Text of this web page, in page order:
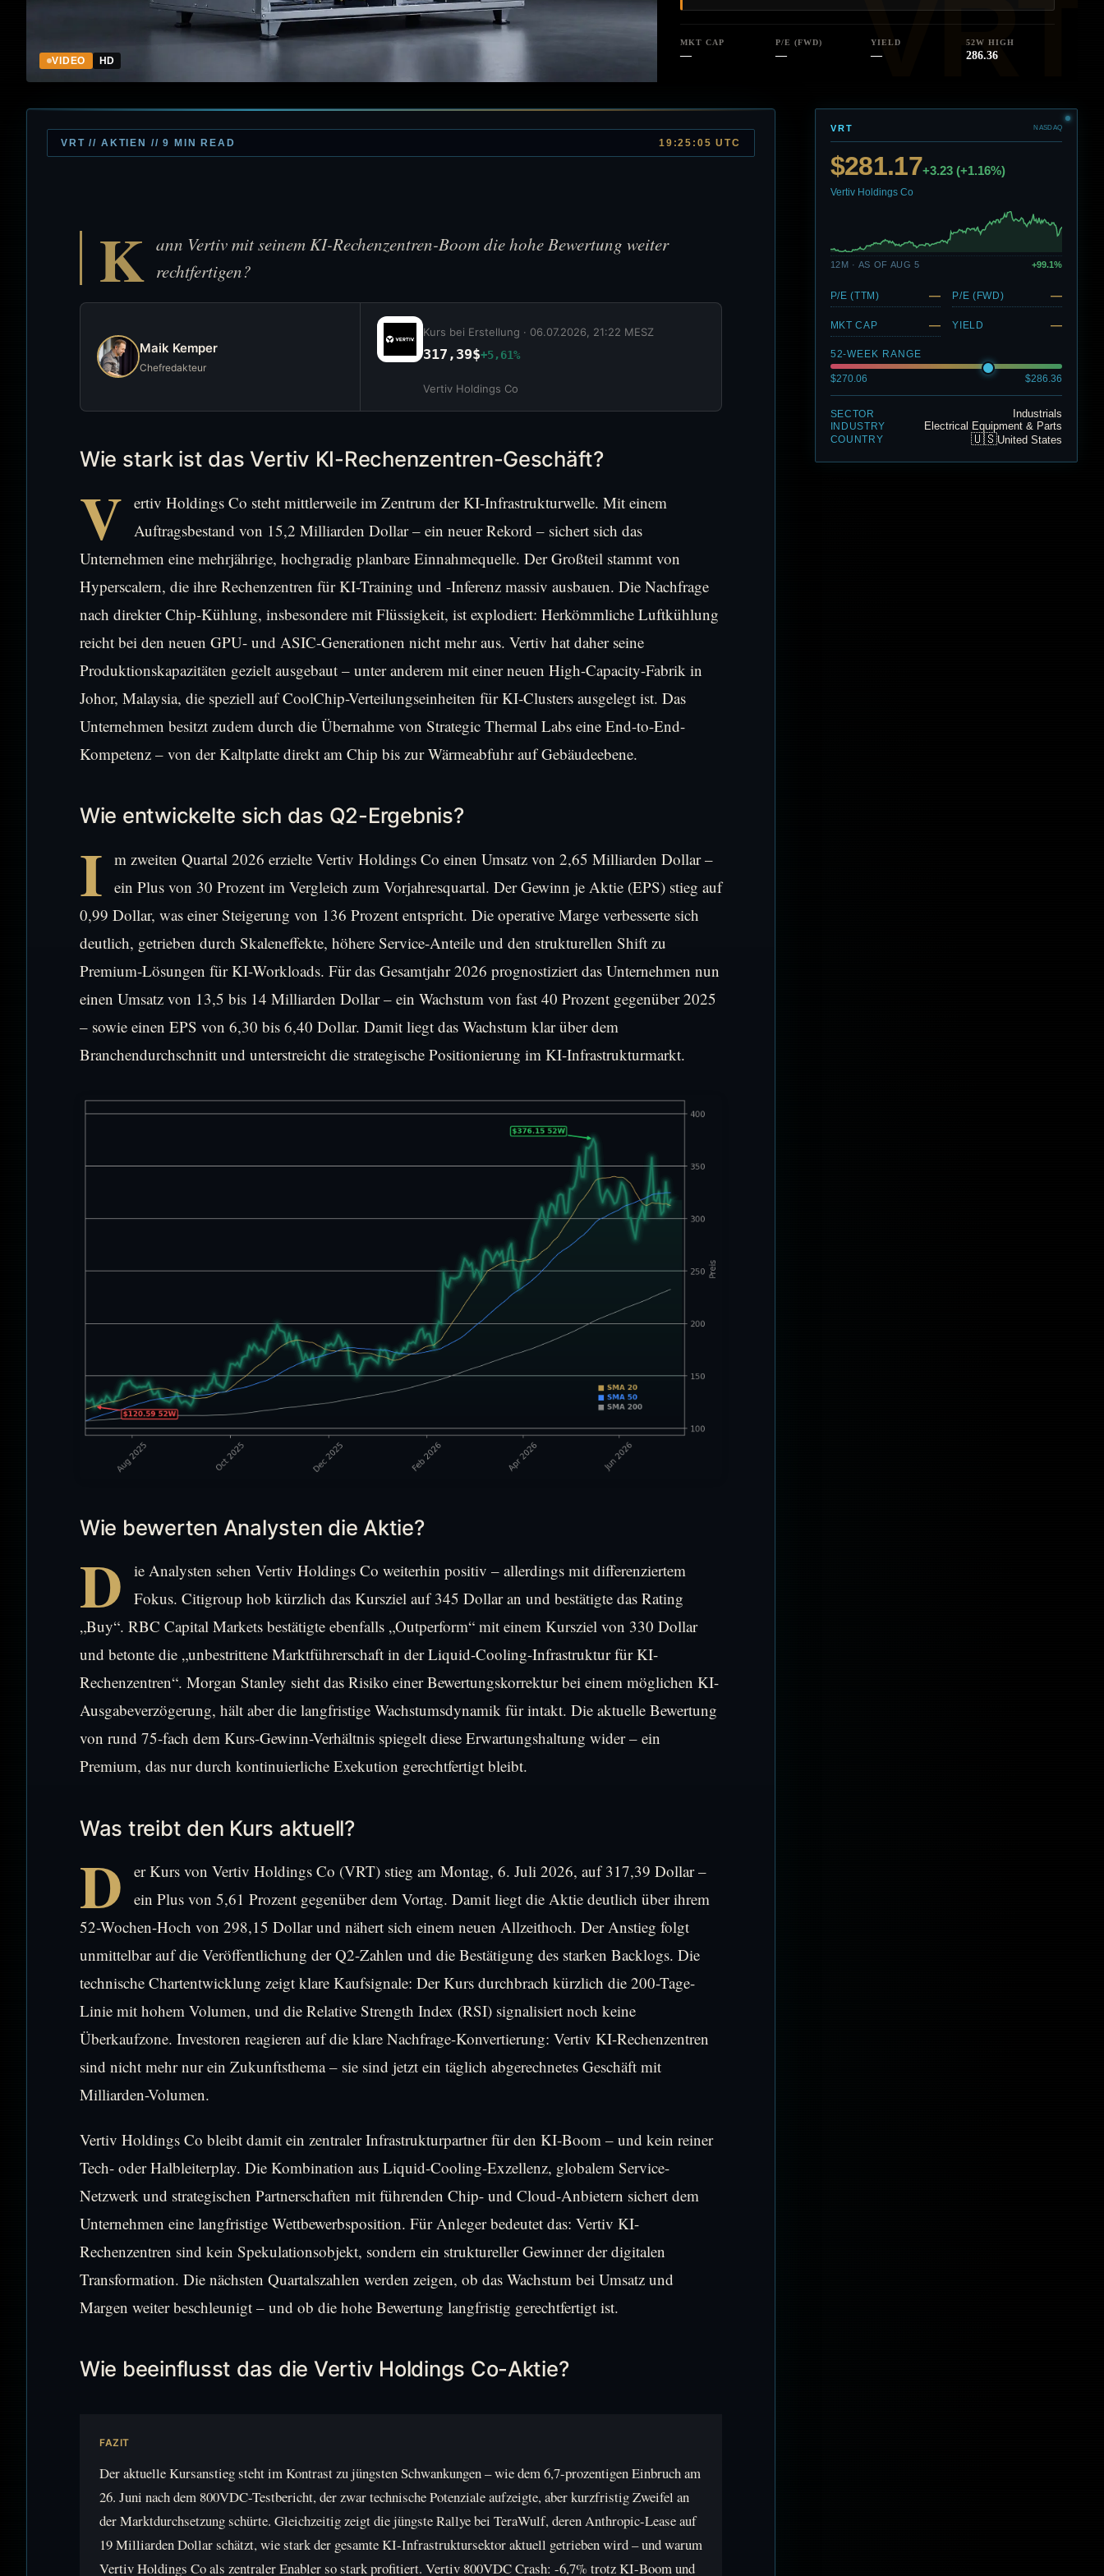
VIDEO HD
MKT CAP
—
P/E (FWD)
—
YIELD
—
52W HIGH
286.36
VRT // AKTIEN // 9 MIN READ 19:25:05 UTC
K ann Vertiv mit seinem KI-Rechenzentren-Boom die hohe Bewertung weiter
rechtfertigen?
Maik Kemper
Chefredakteur
Kurs bei Erstellung · 06.07.2026, 21:22 MESZ
317,39$+5,61%
Vertiv Holdings Co
Wie stark ist das Vertiv KI-Rechenzentren-Geschäft?
V ertiv Holdings Co steht mittlerweile im Zentrum der KI-Infrastrukturwelle. Mit einem
Auftragsbestand von 15,2 Milliarden Dollar – ein neuer Rekord – sichert sich das
Unternehmen eine mehrjährige, hochgradig planbare Einnahmequelle. Der Großteil stammt von
Hyperscalern, die ihre Rechenzentren für KI-Training und -Inferenz massiv ausbauen. Die Nachfrage
nach direkter Chip-Kühlung, insbesondere mit Flüssigkeit, ist explodiert: Herkömmliche Luftkühlung
reicht bei den neuen GPU- und ASIC-Generationen nicht mehr aus. Vertiv hat daher seine
Produktionskapazitäten gezielt ausgebaut – unter anderem mit einer neuen High-Capacity-Fabrik in
Johor, Malaysia, die speziell auf CoolChip-Verteilungseinheiten für KI-Clusters ausgelegt ist. Das
Unternehmen besitzt zudem durch die Übernahme von Strategic Thermal Labs eine End-to-End-
Kompetenz – von der Kaltplatte direkt am Chip bis zur Wärmeabfuhr auf Gebäudeebene.
Wie entwickelte sich das Q2-Ergebnis?
I m zweiten Quartal 2026 erzielte Vertiv Holdings Co einen Umsatz von 2,65 Milliarden Dollar –
ein Plus von 30 Prozent im Vergleich zum Vorjahresquartal. Der Gewinn je Aktie (EPS) stieg auf
0,99 Dollar, was einer Steigerung von 136 Prozent entspricht. Die operative Marge verbesserte sich
deutlich, getrieben durch Skaleneffekte, höhere Service-Anteile und den strukturellen Shift zu
Premium-Lösungen für KI-Workloads. Für das Gesamtjahr 2026 prognostiziert das Unternehmen nun
einen Umsatz von 13,5 bis 14 Milliarden Dollar – ein Wachstum von fast 40 Prozent gegenüber 2025
– sowie einen EPS von 6,30 bis 6,40 Dollar. Damit liegt das Wachstum klar über dem
Branchendurchschnitt und unterstreicht die strategische Positionierung im KI-Infrastrukturmarkt.
Wie bewerten Analysten die Aktie?
D
ie Analysten sehen Vertiv Holdings Co weiterhin positiv – allerdings mit differenziertem
Fokus. Citigroup hob kürzlich das Kursziel auf 345 Dollar an und bestätigte das Rating
„Buy“. RBC Capital Markets bestätigte ebenfalls „Outperform“ mit einem Kursziel von 330 Dollar
und betonte die „unbestrittene Marktführerschaft in der Liquid-Cooling-Infrastruktur für KI-
Rechenzentren“. Morgan Stanley sieht das Risiko einer Bewertungskorrektur bei einem möglichen KI-
Ausgabeverzögerung, hält aber die langfristige Wachstumsdynamik für intakt. Die aktuelle Bewertung
von rund 75-fach dem Kurs-Gewinn-Verhältnis spiegelt diese Erwartungshaltung wider – ein
Premium, das nur durch kontinuierliche Exekution gerechtfertigt bleibt.
Was treibt den Kurs aktuell?
D
er Kurs von Vertiv Holdings Co (VRT) stieg am Montag, 6. Juli 2026, auf 317,39 Dollar –
ein Plus von 5,61 Prozent gegenüber dem Vortag. Damit liegt die Aktie deutlich über ihrem
52-Wochen-Hoch von 298,15 Dollar und nähert sich einem neuen Allzeithoch. Der Anstieg folgt
unmittelbar auf die Veröffentlichung der Q2-Zahlen und die Bestätigung des starken Backlogs. Die
technische Chartentwicklung zeigt klare Kaufsignale: Der Kurs durchbrach kürzlich die 200-Tage-
Linie mit hohem Volumen, und die Relative Strength Index (RSI) signalisiert noch keine
Überkaufzone. Investoren reagieren auf die klare Nachfrage-Konvertierung: Vertiv KI-Rechenzentren
sind nicht mehr nur ein Zukunftsthema – sie sind jetzt ein täglich abgerechnetes Geschäft mit
Milliarden-Volumen.
Vertiv Holdings Co bleibt damit ein zentraler Infrastrukturpartner für den KI-Boom – und kein reiner
Tech- oder Halbleiterplay. Die Kombination aus Liquid-Cooling-Exzellenz, globalem Service-
Netzwerk und strategischen Partnerschaften mit führenden Chip- und Cloud-Anbietern sichert dem
Unternehmen eine langfristige Wettbewerbsposition. Für Anleger bedeutet das: Vertiv KI-
Rechenzentren sind kein Spekulationsobjekt, sondern ein struktureller Gewinner der digitalen
Transformation. Die nächsten Quartalszahlen werden zeigen, ob das Wachstum bei Umsatz und
Margen weiter beschleunigt – und ob die hohe Bewertung langfristig gerechtfertigt ist.
Wie beeinflusst das die Vertiv Holdings Co-Aktie?
FAZIT
Der aktuelle Kursanstieg steht im Kontrast zu jüngsten Schwankungen – wie dem 6,7-prozentigen Einbruch am
26. Juni nach dem 800VDC-Testbericht, der zwar technische Potenziale aufzeigte, aber kurzfristig Zweifel an
der Marktdurchsetzung schürte. Gleichzeitig zeigt die jüngste Rallye bei TeraWulf, deren Anthropic-Lease auf
19 Milliarden Dollar schätzt, wie stark der gesamte KI-Infrastruktursektor aktuell getrieben wird – und warum
Vertiv Holdings Co als zentraler Enabler so stark profitiert. Vertiv 800VDC Crash: -6,7% trotz KI-Boom und
VRT NASDAQ
$281.17+3.23 (+1.16%)
Vertiv Holdings Co
12M · AS OF AUG 5 +99.1%
P/E (TTM) — P/E (FWD) —
MKT CAP — YIELD —
52-WEEK RANGE
$270.06 $286.36
SECTOR Industrials
INDUSTRY Electrical Equipment & Parts
COUNTRY 🇺🇸United States